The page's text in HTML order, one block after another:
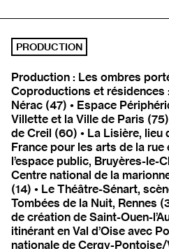
PRODUCTION
Production : Les ombres
Coproductions et résidences
Nérac (47) • Espace
Villette et la Ville de Paris
de Creil (60) • La Lisière, lieu
France pour les arts de la
l’espace public, Bruyères-le-
Centre national de la
(14) • Le Théâtre-Sénart,
Tombées de la Nuit, Rennes
de création de Saint-Ouen-
itinérant en Val d’Oise avec
nationale de Cergy-Pontoise/